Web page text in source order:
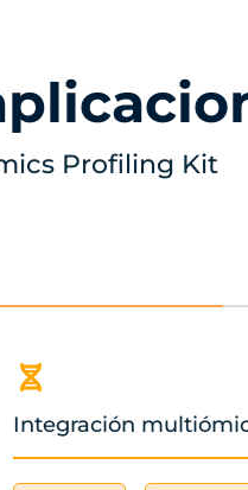
Profiling Kit
Integración